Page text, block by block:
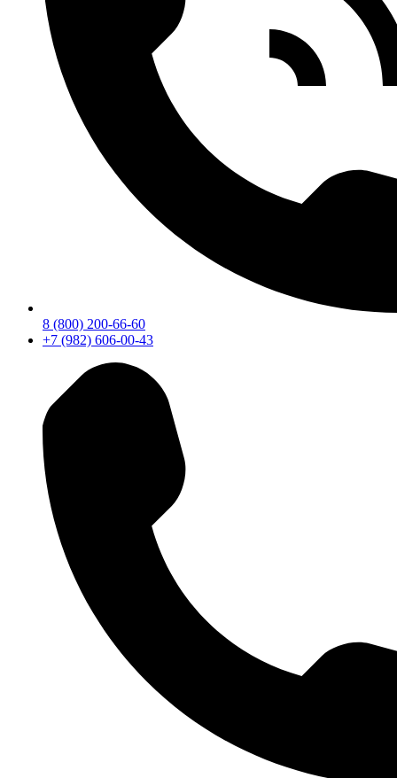
8 (800) 200-66-60
+7 (982) 606-00-43